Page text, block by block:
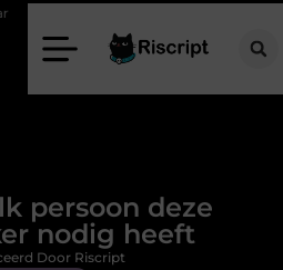
voor professioneel en prettig werken
persoon deze
nodig heeft
Door Riscript